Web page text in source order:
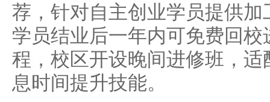
荐，针对自主创业学员提供
学员结业后一年内可免费回
程，校区开设晚间进修班，
息时间提升技能。